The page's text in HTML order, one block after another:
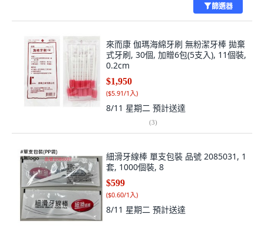
篩選器
來而康 伽瑪海綿牙刷 無粉潔牙棒 拋棄
式牙刷, 30個, 加贈6包(5支入), 11個裝,
0.2cm
$1,950
($5.91/1入)
8/11 星期二 預計送達
(3)
細滑牙線棒 單支包裝 品號 2085031, 1
套, 1000個裝, 8
$599
($0.60/1入)
8/11 星期二 預計送達